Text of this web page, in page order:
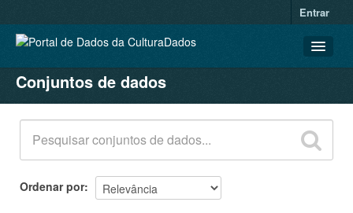
Entrar
CONJUNTOS DE DADOS
ORGANIZAÇÕES
GRUPOS
SOBRE
Conjuntos de dados
Ordenar por